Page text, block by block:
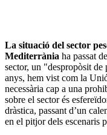
La situació del sector
Mediterrània ha passat
sector, un "despropòsit
anys, hem vist com la
necessària cap a una
sobre el sector és
dràstica, passant d’un
en el pitjor dels escenaris